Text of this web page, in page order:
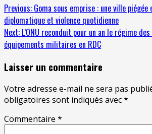
Previous: Goma sous emprise : une ville
diplomatique et violence quotidienne
Next: L’ONU reconduit pour un an le régime
équipements militaires en RDC
Laisser un commentaire
Votre adresse e-mail ne sera pas
obligatoires sont indiqués avec*
Commentaire *